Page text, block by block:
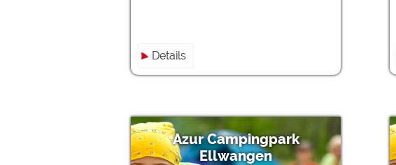
Details
Azur Campingpark
Ellwangen